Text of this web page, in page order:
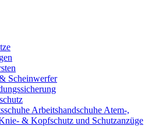
Scheinwerfer
Arbeitshandschuhe Atem-,
& Kopfschutz und Schutzanzüge